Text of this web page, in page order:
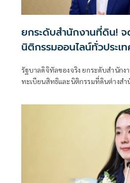
ยกระดับสำนักงานที่ดิน! จ
นิติกรรมออนไลน์ทั่วประเ
รัฐบาลดิจิทัลของจริง ยกระดับสำนักง
ทะเบียนสิทธิและนิติกรรมที่ดินต่างสำ
กทม.เป็นสำนักงานที่ดินอิเล็กทรอนิก